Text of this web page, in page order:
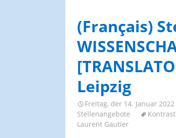
Studientage
(Français)
Leipzig
Freitag, der 14. Januar 2022
Stellenangebote
Laurent Gautier